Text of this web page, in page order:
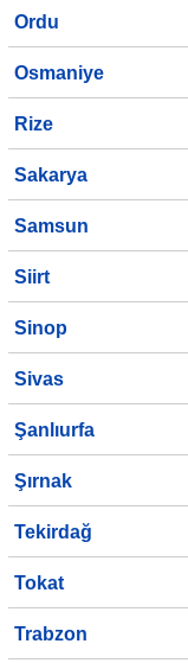
Ordu
Osmaniye
Rize
Sakarya
Samsun
Siirt
Sinop
Sivas
Şanlıurfa
Şırnak
Tekirdağ
Tokat
Trabzon